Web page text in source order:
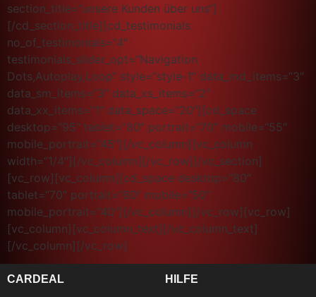
section_title=“unsere Kunden über uns“]
[/cd_section_title][cd_testimonials
no_of_testimonials=“4″
testimonials_slider_opt=“Navigation
Dots,Autoplay,Loop“ style=“style-1″ data_md_items=“3″
data_sm_items=“3″ data_xs_items=“2″
data_xx_items=“1″ data_space=“20″][cd_space
desktop=“95″ tablet=“80″ portrait=“70″ mobile=“55″
mobile_portrait=“45″][/vc_column][vc_column
width=“1/4″][/vc_column][/vc_row][/vc_section]
[vc_row][vc_column][cd_space desktop=“80″
tablet=“70″ portrait=“60″ mobile=“50″
mobile_portrait=“40″][/vc_column][/vc_row][vc_row]
[vc_column][vc_column_text][/vc_column_text]
[/vc_column][/vc_row]
CARDEAL HILFE